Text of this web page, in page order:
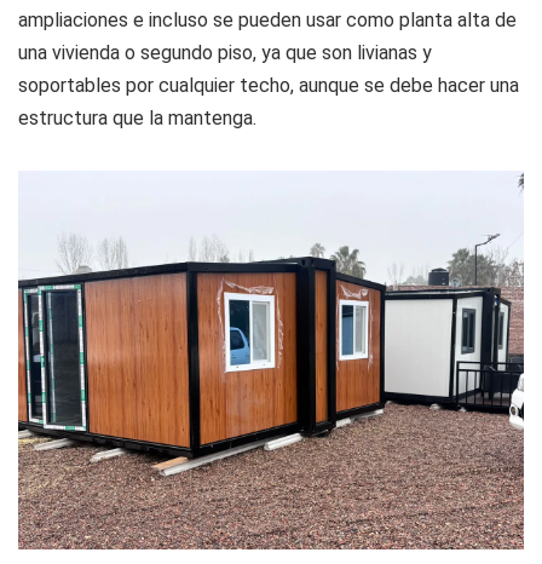
ampliaciones e incluso se pueden usar como planta alta de
una vivienda o segundo piso, ya que son livianas y
soportables por cualquier techo, aunque se debe hacer una
estructura que la mantenga.